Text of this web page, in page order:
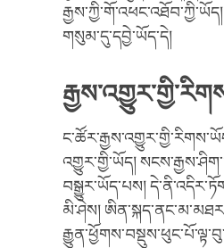
གསུམ་དུ་དབྱེ་ཡོད་དེ།
འགྱུར་གྱི་ཡོད།
བསྒྱུར་ཡོད་པས།
མི་ཤེས།